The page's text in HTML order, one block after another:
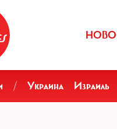
/ Украина Израиль